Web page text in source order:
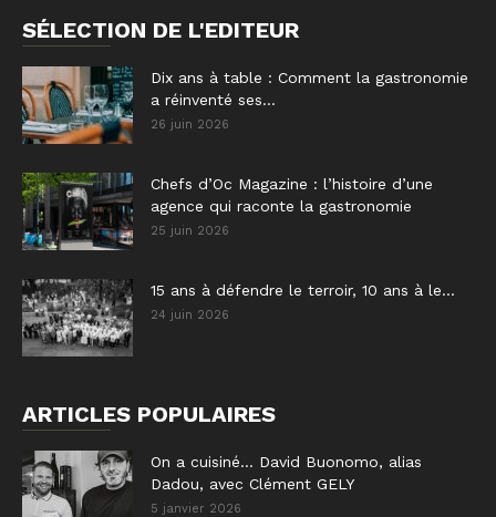
SÉLECTION DE L'EDITEUR
Dix ans à table : Comment la gastronomie
a réinventé ses...
26 juin 2026
Chefs d’Oc Magazine : l’histoire d’une
agence qui raconte la gastronomie
25 juin 2026
15 ans à défendre le terroir, 10 ans à le...
24 juin 2026
ARTICLES POPULAIRES
On a cuisiné… David Buonomo, alias
Dadou, avec Clément GELY
5 janvier 2026